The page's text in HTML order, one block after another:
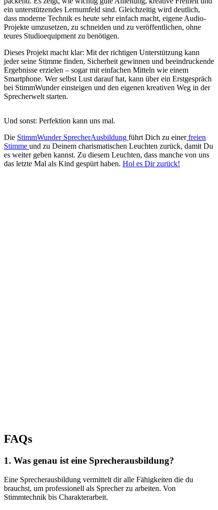
ein unterstützendes Lernumfeld sind. Gleichzeitig wird deutlich,
dass moderne Technik es heute sehr einfach macht, eigene Audio-
Projekte umzusetzen, zu schneiden und zu veröffentlichen, ohne
teures Studioequipment zu benötigen.
Dieses Projekt macht klar: Mit der richtigen Unterstützung kann
jeder seine Stimme finden, Sicherheit gewinnen und beeindruckende
Ergebnisse erzielen – sogar mit einfachen Mitteln wie einem
Smartphone. Wer selbst Lust darauf hat, kann über ein Erstgespräch
bei StimmWunder einsteigen und den eigenen kreativen Weg in der
Sprecherwelt starten.
Und sonst: Perfektion kann uns mal.
Die StimmWunder SprecherAusbildung führt Dich zu einerfreien
Stimme und zu Deinem charismatischen Leuchten zurück, damit Du
es weiter geben kannst. Zu diesem Leuchten, dass manche von uns
das letzte Mal als Kind gespürt haben. Hol es Dir zurück!
FAQs
1. Was genau ist eine Sprecherausbildung?
Eine Sprecherausbildung vermittelt dir alle Fähigkeiten die du
brauchst, um professionell als Sprecher zu arbeiten. Von
Stimmtechnik bis Charakterarbeit.